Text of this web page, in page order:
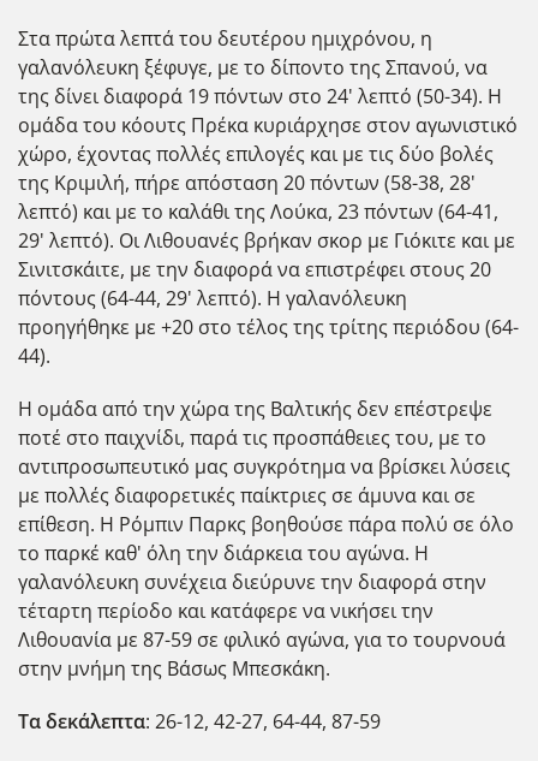
Στα πρώτα λεπτά του δευτέρου ημιχρόνου, η
γαλανόλευκη ξέφυγε, με το δίποντο της Σπανού, να
της δίνει διαφορά 19 πόντων στο 24' λεπτό (50-34). Η
ομάδα του κόουτς Πρέκα κυριάρχησε στον αγωνιστικό
χώρο, έχοντας πολλές επιλογές και με τις δύο βολές
της Κριμιλή, πήρε απόσταση 20 πόντων (58-38, 28'
λεπτό) και με το καλάθι της Λούκα, 23 πόντων (64-41,
29' λεπτό). Οι Λιθουανές βρήκαν σκορ με Γιόκιτε και με
Σινιτσκάιτε, με την διαφορά να επιστρέφει στους 20
πόντους (64-44, 29' λεπτό). Η γαλανόλευκη
προηγήθηκε με +20 στο τέλος της τρίτης περιόδου (64-
44).
Η ομάδα από την χώρα της Βαλτικής δεν επέστρεψε
ποτέ στο παιχνίδι, παρά τις προσπάθειες του, με το
αντιπροσωπευτικό μας συγκρότημα να βρίσκει λύσεις
με πολλές διαφορετικές παίκτριες σε άμυνα και σε
επίθεση. Η Ρόμπιν Παρκς βοηθούσε πάρα πολύ σε όλο
το παρκέ καθ' όλη την διάρκεια του αγώνα. Η
γαλανόλευκη συνέχεια διεύρυνε την διαφορά στην
τέταρτη περίοδο και κατάφερε να νικήσει την
Λιθουανία με 87-59 σε φιλικό αγώνα, για το τουρνουά
στην μνήμη της Βάσως Μπεσκάκη.
Τα δεκάλεπτα: 26-12, 42-27, 64-44, 87-59